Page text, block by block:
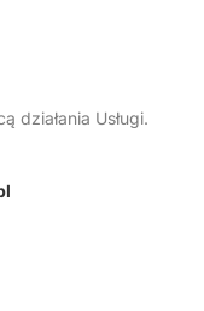
działania Usługi.